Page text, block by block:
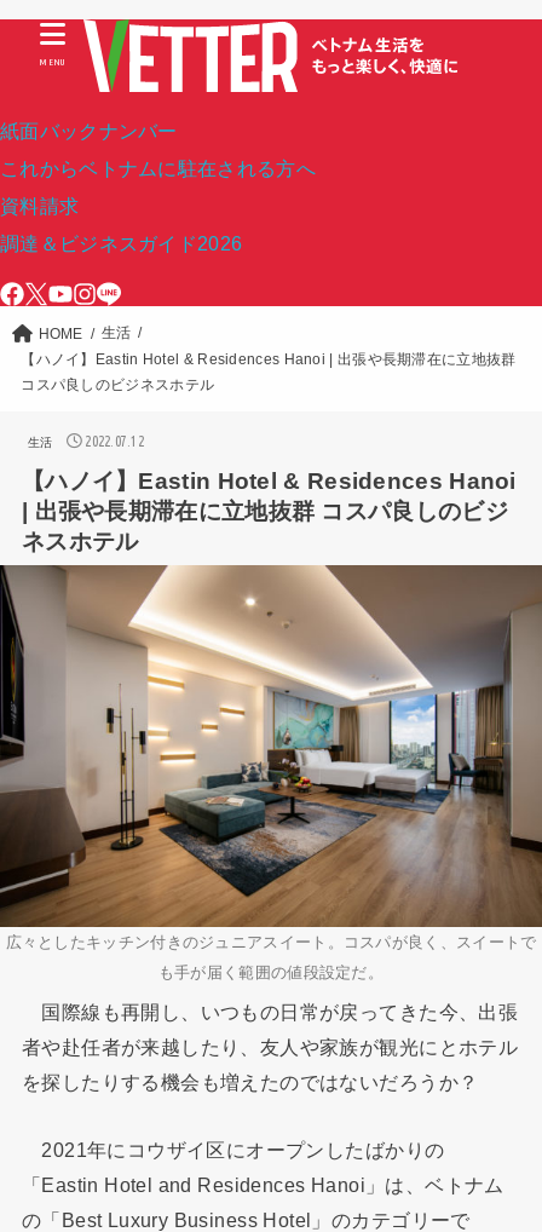
紙面バックナンバー
これからベトナムに駐在される方へ
資料請求
調達＆ビジネスガイド2026
MENU
HOME
生活
【ハノイ】Eastin Hotel & Residences Hanoi | 出張や長期滞在に立地抜群
コスパ良しのビジネスホテル
生活 2022.07.12
【ハノイ】Eastin Hotel & Residences Hanoi
| 出張や長期滞在に立地抜群 コスパ良しのビジ
ネスホテル
広々としたキッチン付きのジュニアスイート。コスパが良く、スイートで
も手が届く範囲の値段設定だ。
国際線も再開し、いつもの日常が戻ってきた今、出張
者や赴任者が来越したり、友人や家族が観光にとホテル
を探したりする機会も増えたのではないだろうか？
2021年にコウザイ区にオープンしたばかりの
「Eastin Hotel and Residences Hanoi」は、ベトナム
の「Best Luxury Business Hotel」のカテゴリーで